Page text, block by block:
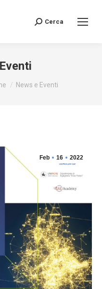
Cerca
News e Eventi
Feb 16 2022